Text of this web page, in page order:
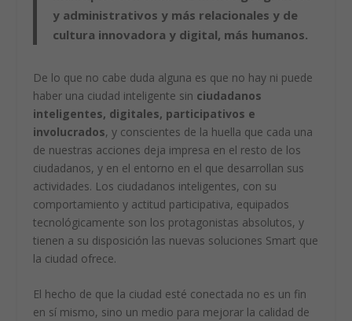
y administrativos y más relacionales y de
cultura innovadora y digital, más humanos.
De lo que no cabe duda alguna es que no hay ni puede
haber una ciudad inteligente sin ciudadanos
inteligentes, digitales, participativos e
involucrados, y conscientes de la huella que cada una
de nuestras acciones deja impresa en el resto de los
ciudadanos, y en el entorno en el que desarrollan sus
actividades. Los ciudadanos inteligentes, con su
comportamiento y actitud participativa, equipados
tecnológicamente son los protagonistas absolutos, y
tienen a su disposición las nuevas soluciones Smart que
la ciudad ofrece.
El hecho de que la ciudad esté conectada no es un fin
en sí mismo, sino un medio para mejorar la calidad de